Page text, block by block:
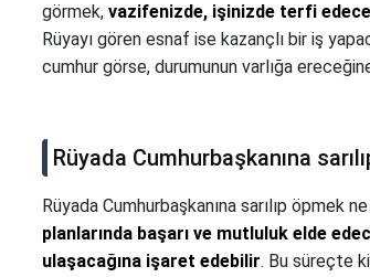
görmek, vazifenizde, işinizde terfi
Rüyayı gören esnaf ise kazançlı bir iş
cumhur görse, durumunun varlığa
Rüyada Cumhurbaşkanına
Rüyada Cumhurbaşkanına sarılıp öpmek
planlarında başarı ve mutluluk elde
ulaşacağına işaret edebilir. Bu süreçte